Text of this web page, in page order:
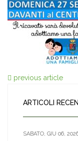
previous article
ARTICOLI
SABATO, GIU 06,